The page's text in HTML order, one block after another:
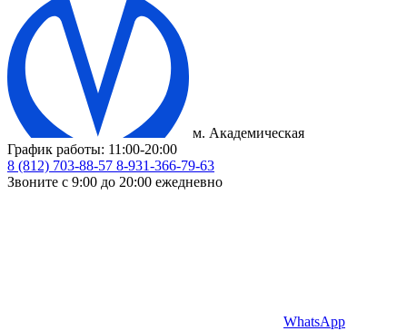
м. Академическая
График работы: 11:00-20:00
8 (812) 703-88-57 8-931-366-79-63
Звоните с 9:00 до 20:00 ежедневно
WhatsApp